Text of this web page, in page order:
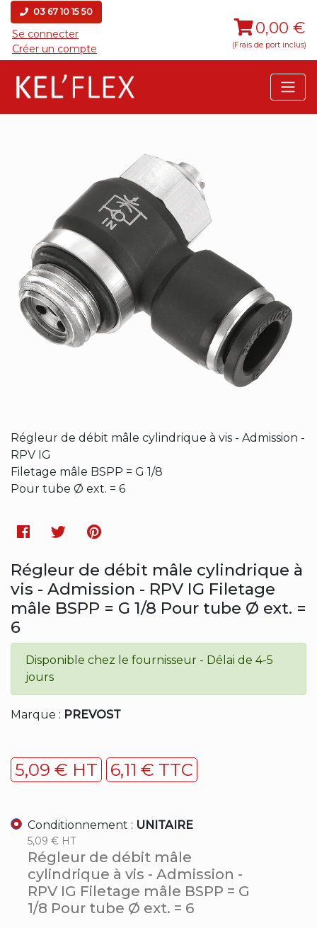
03 67 10 15 50
Se connecter
Créer un compte
0,00 €
(Frais de port inclus)
Régleur de débit mâle cylindrique à vis - Admission -
RPV IG
Filetage mâle BSPP = G 1/8
Pour tube Ø ext. = 6
Facebook
TwitterPinterest
Régleur de débit mâle cylindrique à
vis - Admission - RPV IG Filetage
mâle BSPP = G 1/8 Pour tube Ø ext. =
6
Disponible chez le fournisseur - Délai de 4-5
jours
Marque : PREVOST
5,09 € HT 6,11 € TTC
Conditionnement : UNITAIRE
5,09 € HT
Régleur de débit mâle
cylindrique à vis - Admission -
RPV IG Filetage mâle BSPP = G
1/8 Pour tube Ø ext. = 6